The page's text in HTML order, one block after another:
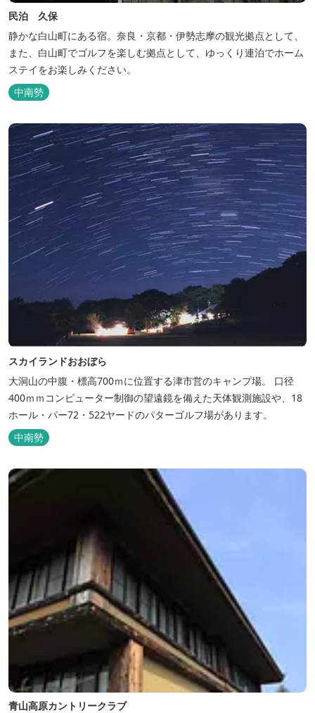
民泊 久保
静かな白山町にある宿。奈良・京都・伊勢志摩の観光拠点として、
また、白山町でゴルフを楽しむ拠点として、ゆっくり連泊でホーム
ステイをお楽しみください。
中南勢
スカイランドおおぼら
大洞山の中腹・標高700ｍに位置する津市営のキャンプ場。 口径
400ｍｍコンピューター制御の望遠鏡を備えた天体観測施設や、18
ホール・パー72・522ヤードのパターゴルフ場があります。
中南勢
青山高原カントリークラブ